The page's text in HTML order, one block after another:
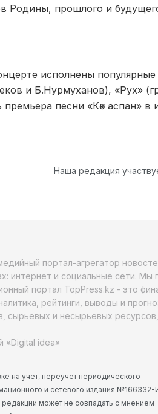
Родины, прошлого и
исполнены популярные
и Б.Нурмуханов), «Рух»
премьера песни «Көк аспан»
Наша редакция
портал-агрегатор
интернет и социальные сети. Мы
портал TopPress.kz - это
рейтинги, выводы и
сырьевых и несырьевых
«Digital idea»
на учет, переучет периодического
и сетевого издания №166332-
редакции может не совпадать с мнением